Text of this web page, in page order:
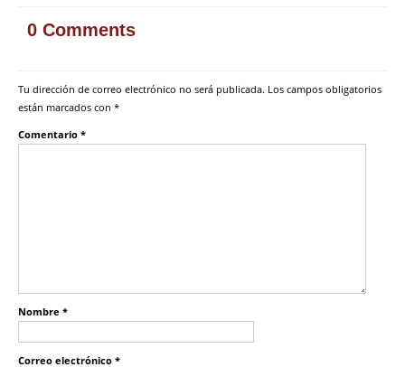
0 Comments
Tu dirección de correo electrónico no será publicada. Los campos obligatorios
están marcados con *
Comentario *
Nombre *
Correo electrónico *